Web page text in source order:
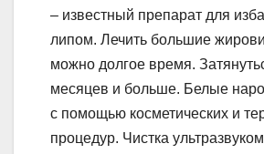
– известный препарат для
липом. Лечить большие
можно долгое время.
месяцев и больше. Белые
с помощью косметических и
процедур. Чистка